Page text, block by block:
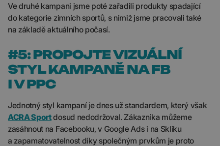
Ve druhé kampani jsme poté zařadili produkty spadající
do kategorie zimních sportů, s nimiž jsme pracovali také
na základě aktuálního počasí.
#5: PROPOJTE VIZUÁLNÍ
STYL KAMPANĚ NA FB
I V PPC
Jednotný styl kampaní je dnes už standardem, který však
ACRA Sportdosud nedodržoval. Zákazníka můžeme
zasáhnout na Facebooku, v Google Ads i na Skliku
a zapamatovatelnost díky společným prvkům je proto